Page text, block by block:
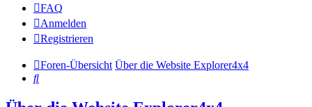
FAQ
Anmelden
Registrieren
Foren-Übersicht Über die Website Explorer4x4
Suche